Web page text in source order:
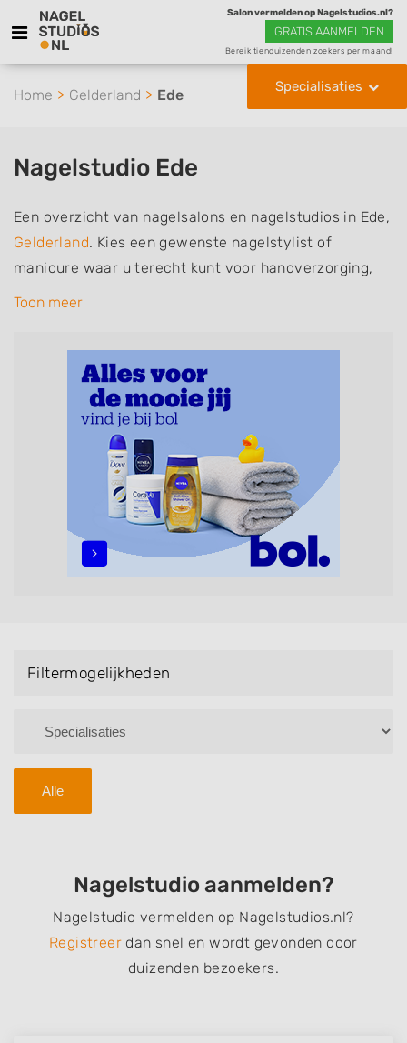
Salon vermelden op Nagelstudios.nl?
GRATIS AANMELDEN
Bereik tienduizenden zoekers per maand!
Specialisaties
Home Gelderland Ede
Nagelstudio Ede
Een overzicht van nagelsalons en nagelstudios in Ede,
Gelderland. Kies een gewenste nagelstylist of
manicure waar u terecht kunt voor handverzorging,
nagelverzorging en soms ook voetverzorging. De
French Manicure, Acrylnagels, Gelnagels, Nailart,
Parrafinebehandeling, 3D Nailart, Bruidsnagels en
Handmassage. U kunt de zoekresultaten filteren met
behulp van de specialisatie filter en u vindt
zoekresultaten in iedere wijk (noord, oost, zuid, west
en het centrum) van Ede.
Toon meer
Filtermogelijkheden
Alle
Nagelstudio aanmelden?
Nagelstudio vermelden op Nagelstudios.nl?
Registreer dan snel en wordt gevonden door
duizenden bezoekers.